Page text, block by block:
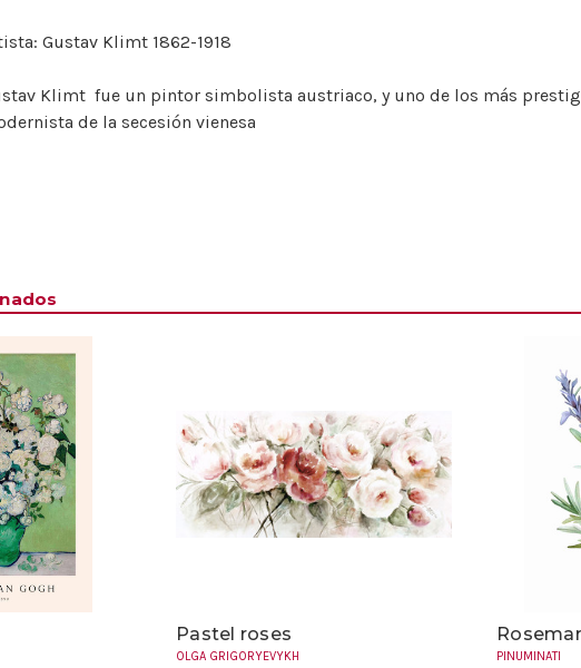
Gustav Klimt 1862-1918
Klimt ​ fue un pintor simbolista austriaco, y uno de los más
de la secesión vienesa
Pastel roses
OLGA GRIGORYEVYKH PINUMINATI